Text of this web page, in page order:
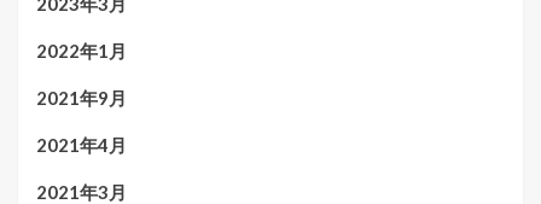
2022年1月
2021年9月
2021年4月
2021年3月